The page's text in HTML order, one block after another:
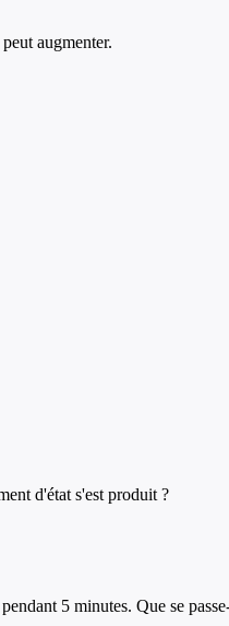
augmenter.
d'état s'est produit ?
5 minutes. Que se